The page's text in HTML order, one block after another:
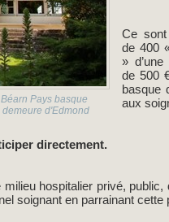
Pays basque
d'Edmond
Ce sont
de 400
»
de 500
basque
aux
directement.
hospitalier privé, public,
soignant en parrainant cette